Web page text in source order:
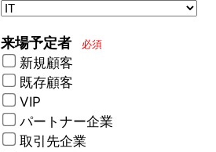
来場予定者 必須
新規顧客
既存顧客
VIP
パートナー企業
取引先企業